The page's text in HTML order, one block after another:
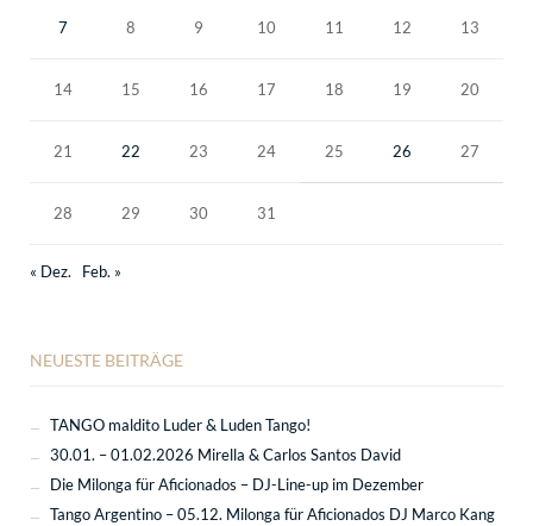
7 8 9 10 11 12 13
14 15 16 17 18 19 20
21 22 23 24 25 26 27
28 29 30 31
« Dez. Feb. »
NEUESTE BEITRÄGE
TANGO maldito Luder & Luden Tango!
30.01. – 01.02.2026 Mirella & Carlos Santos David
Die Milonga für Aficionados – DJ-Line-up im Dezember
Tango Argentino – 05.12. Milonga für Aficionados DJ Marco Kang